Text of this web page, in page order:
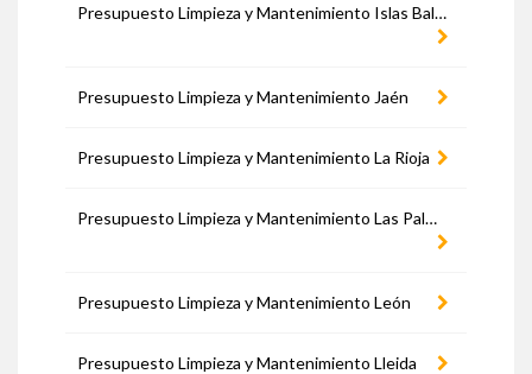
Presupuesto Limpieza y Mantenimiento Islas Baleares
Presupuesto Limpieza y Mantenimiento Jaén
Presupuesto Limpieza y Mantenimiento La Rioja
Presupuesto Limpieza y Mantenimiento Las Palmas
Presupuesto Limpieza y Mantenimiento León
Presupuesto Limpieza y Mantenimiento Lleida